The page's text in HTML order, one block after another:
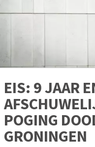
EIS: 9 JAAR
POGING
GRONINGEN